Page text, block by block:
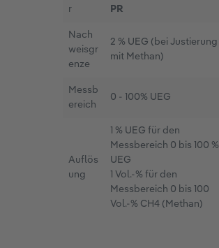
r
PR
Nach
weisgr
enze
2 % UEG (bei Justierung
mit Methan)
Messb
ereich
0 - 100% UEG
Auflös
ung
1 % UEG für den
Messbereich 0 bis 100 %
UEG
1 Vol.-% für den
Messbereich 0 bis 100
Vol.-% CH4 (Methan)